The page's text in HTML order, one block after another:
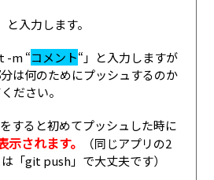
入力します。
-m “コメント“」と入力しますが
は何のためにプッシュするのか
ださい。
すると初めてプッシュした時に
されます。
（同じアプリの2
「git push」で大丈夫です）